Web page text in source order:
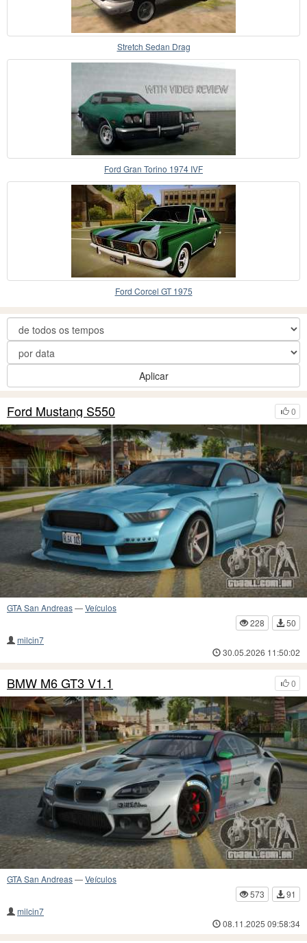
Stretch Sedan Drag
Ford Gran Torino 1974 IVF
Ford Corcel GT 1975
Aplicar
0
Ford Mustang S550
GTA San Andreas—Veículos
228
50
milcin7
30.05.2026 11:50:02
0
BMW M6 GT3 V1.1
GTA San Andreas—Veículos
573
91
milcin7
08.11.2025 09:58:34